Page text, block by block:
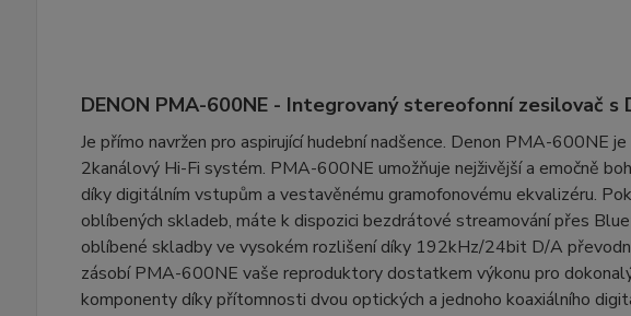
DENON PMA-600NE - Integrovaný stereofonní zesilovač s
Je přímo navržen pro aspirující hudební nadšence. Denon PMA-600NE
2kanálový Hi-Fi systém. PMA-600NE umožňuje nejživější a emočně
díky digitálním vstupům a vestavěnému gramofonovému ekvalizéru.
oblíbených skladeb, máte k dispozici bezdrátové streamování přes
oblíbené skladby ve vysokém rozlišení díky 192kHz/24bit D/A
zásobí PMA-600NE vaše reproduktory dostatkem výkonu pro
komponenty díky přítomnosti dvou optických a jednoho koaxiálního